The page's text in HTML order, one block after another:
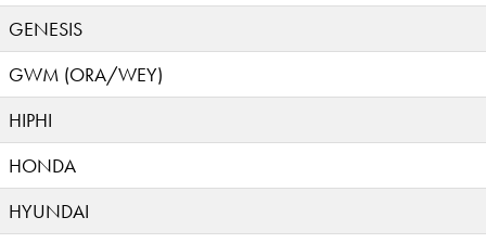
GENESIS
GWM (ORA/WEY)
HIPHI
HONDA
HYUNDAI